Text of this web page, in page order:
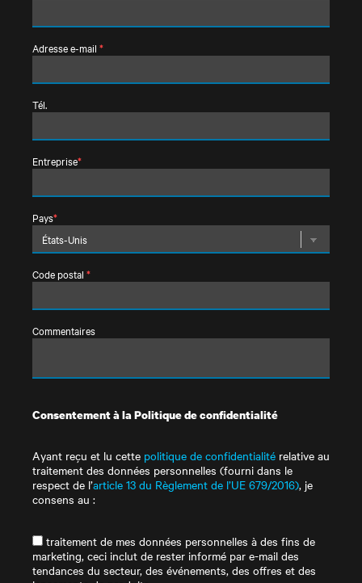
Adresse e-mail *
Tél.
Entreprise*
Pays*
Code postal *
Commentaires
Consentement à la Politique de confidentialité
Ayant reçu et lu cette politique de confidentialité relative au
traitement des données personnelles (fourni dans le
respect de l’article 13 du Règlement de l’UE 679/2016), je
consens au :
traitement de mes données personnelles à des fins de
marketing, ceci inclut de rester informé par e-mail des
tendances du secteur, des événements, des offres et des